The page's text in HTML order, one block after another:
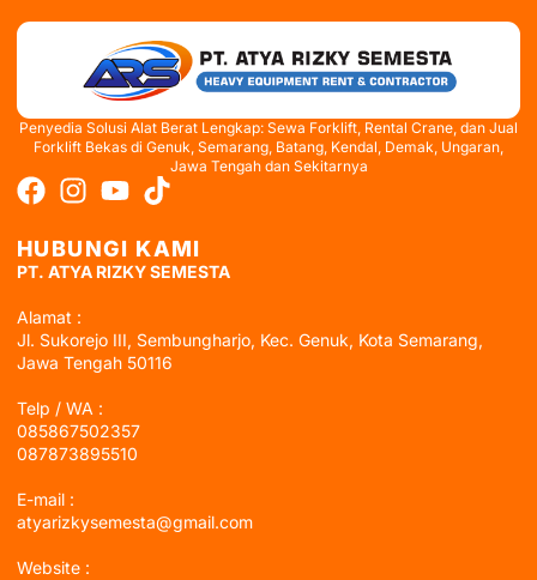
Penyedia Solusi Alat Berat Lengkap: Sewa Forklift, Rental Crane, dan Jual
Forklift Bekas di Genuk, Semarang, Batang, Kendal, Demak, Ungaran,
Jawa Tengah dan Sekitarnya
HUBUNGI KAMI
PT. ATYA RIZKY SEMESTA
Alamat :
Jl. Sukorejo III, Sembungharjo, Kec. Genuk, Kota Semarang,
Jawa Tengah 50116
Telp / WA :
085867502357
087873895510
E-mail :
atyarizkysemesta@gmail.com
Website :